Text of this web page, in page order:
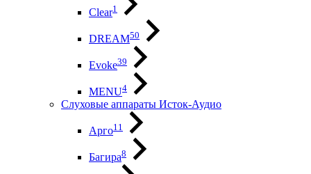
Clear1
DREAM50
Evoke39
MENU4
Слуховые аппараты Исток-Аудио
Арго11
Багира8